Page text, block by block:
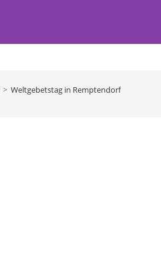
> Weltgebetstag in Remptendorf